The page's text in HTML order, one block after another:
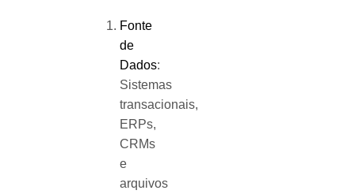
Fonte
de
Dados:
Sistemas
transacionais,
ERPs,
CRMs
e
arquivos